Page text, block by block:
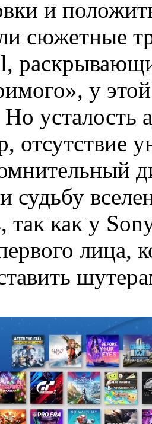
и
сюжетные
у
усталость
судьбу
так как у